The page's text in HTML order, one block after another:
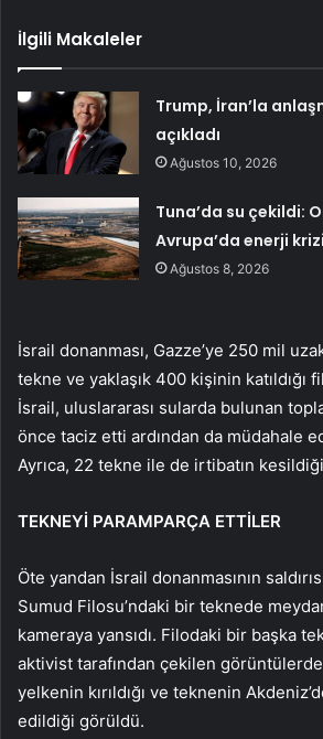
İlgili Makaleler
Trump, İran’la
açıkladı
Ağustos 10, 2026
Tuna’da su çekildi:
Avrupa’da enerji krizi
Ağustos 8, 2026
İsrail donanması, Gazze’ye 250 mil
tekne ve yaklaşık 400 kişinin katıldığı
İsrail, uluslararası sularda bulunan
önce taciz etti ardından da müdahale
Ayrıca, 22 tekne ile de irtibatın kesildiği
TEKNEYİ PARAMPARÇA ETTİLER
Öte yandan İsrail donanmasının
Sumud Filosu’ndaki bir teknede
kameraya yansıdı. Filodaki bir başka
aktivist tarafından çekilen
yelkenin kırıldığı ve teknenin
edildiği görüldü.